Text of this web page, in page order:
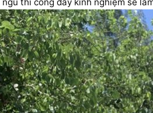
thi công đầy kinh nghiệm sẽ